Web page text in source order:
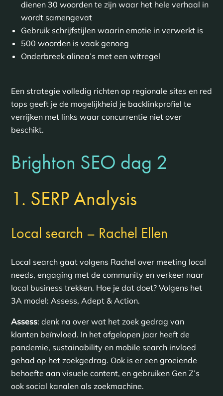
dienen 30 woorden te zijn waar het hele verhaal in
wordt samengevat
Gebruik schrijfstijlen waarin emotie in verwerkt is
500 woorden is vaak genoeg
Onderbreek alinea’s met een witregel
Een strategie volledig richten op regionale sites en red
tops geeft je de mogelijkheid je backlinkprofiel te
verrijken met links waar concurrentie niet over
beschikt.
Brighton SEO dag 2
1. SERP Analysis
Local search – Rachel Ellen
Local search gaat volgens Rachel over meeting local
needs, engaging met de community en verkeer naar
local business trekken. Hoe je dat doet? Volgens het
3A model: Assess, Adept & Action.
Assess: denk na over wat het zoek gedrag van
klanten beïnvloed. In het afgelopen jaar heeft de
pandemie, sustainability en mobile search invloed
gehad op het zoekgedrag. Ook is er een groeiende
behoefte aan visuele content, en gebruiken Gen Z’s
ook social kanalen als zoekmachine.